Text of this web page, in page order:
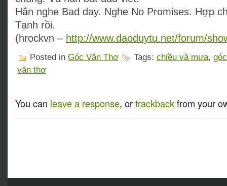
Hắn nghe Bad day. Nghe No Promises. Hợp
Tạnh rồi.
(hrockvn – http://www.daoduytu.net/forum/
Posted in Góc Văn Thơ Tags: chiều và mưa,
văn thơ
You can leave a response, ortrackbackfrom your